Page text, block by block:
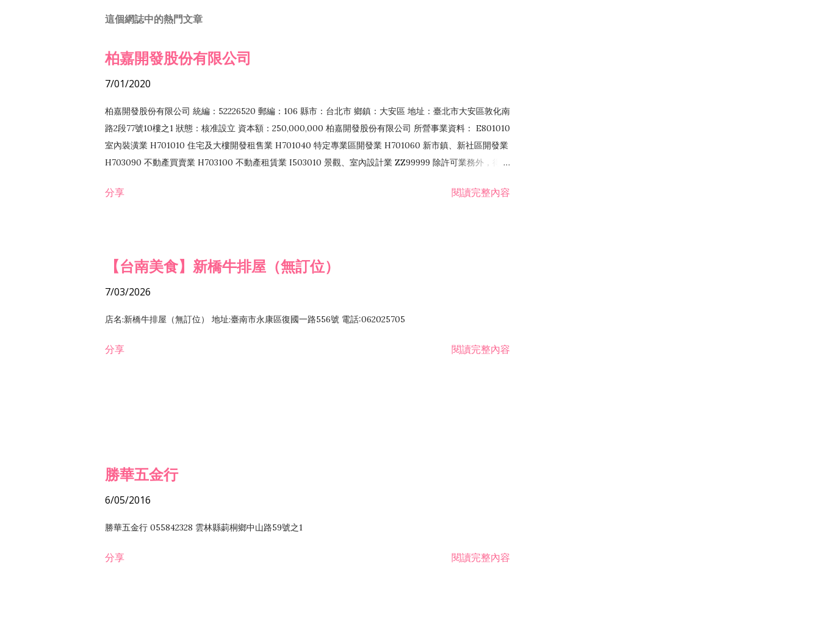
這個網誌中的熱門文章
柏嘉開發股份有限公司
7/01/2020
柏嘉開發股份有限公司 統編：52226520 郵編：106 縣市：台北市 鄉鎮：大安區 地址：臺北市大安區敦化南
路2段77號10樓之1 狀態：核准設立 資本額：250,000,000 柏嘉開發股份有限公司 所營事業資料： E801010
室內裝潢業 H701010 住宅及大樓開發租售業 H701040 特定專業區開發業 H701060 新市鎮、新社區開發業
H703090 不動產買賣業 H703100 不動產租賃業 I503010 景觀、室內設計業 ZZ99999 除許可業務外，得經
分享 閱讀完整內容
【台南美食】新橋牛排屋（無訂位）
7/03/2026
店名:新橋牛排屋（無訂位） 地址:臺南市永康區復國一路556號 電話:062025705
分享 閱讀完整內容
勝華五金行
6/05/2016
勝華五金行 055842328 雲林縣莿桐鄉中山路59號之1
分享 閱讀完整內容